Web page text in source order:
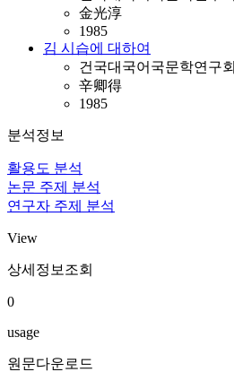
金光淳
1985
김 시습에 대하여
건국대국어국문학연구회
辛卿得
1985
분석정보
활용도 분석
논문 주제 분석
연구자 주제 분석
View
상세정보조회
0
usage
원문다운로드